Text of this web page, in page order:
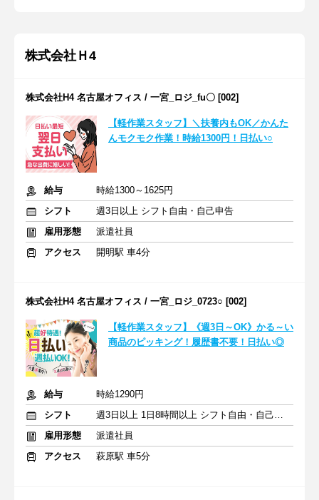
株式会社Ｈ4
株式会社H4 名古屋オフィス / 一宮_ロジ_fu〇 [002]
【軽作業スタッフ】＼扶養内もOK／かんた
んモクモク作業！時給1300円！日払い○
給与
時給1300～1625円
シフト
週3日以上 シフト自由・自己申告
雇用形態
派遣社員
アクセス
開明駅 車4分
株式会社H4 名古屋オフィス / 一宮_ロジ_0723○ [002]
【軽作業スタッフ】《週3日～OK》かる～い
商品のピッキング！履歴書不要！日払い◎
給与
時給1290円
シフト
週3日以上 1日8時間以上 シフト自由・自己申告
雇用形態
派遣社員
アクセス
萩原駅 車5分